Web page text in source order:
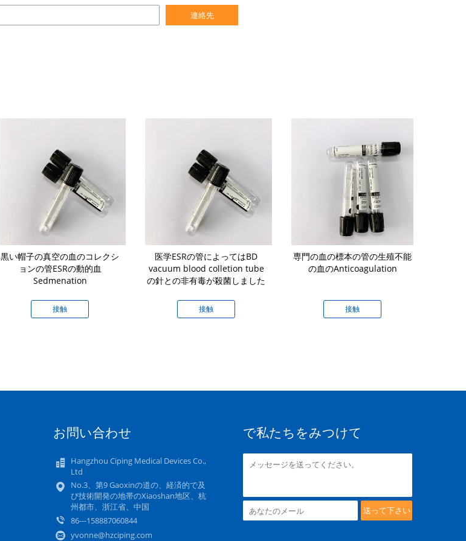
連絡先
黒い帽子の真空の血のコレクシ
ョンの管ESRの動的血
Sedmenation
接触
医学ESRの管によってはBD
vacuum blood colletion tube
の針との非有毒が殺菌しました
接触
専門の血の標本の管の生殖不能
の血のAnticoagulation
接触
お問い合わせ
Hangzhou Ciping Medical Devices Co.,
Ltd
No.3、第9 Gaoxinの道の、経済的で及
び技術開発の地帯のXiaoshan地区、杭
州都市、浙江省、中国
86---158887060844
yvonne@hzciping.com
で私たちをみつけて
送って下さい